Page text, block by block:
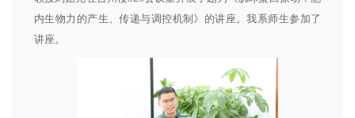
内生物力的产生、传递与调控机制》的讲座。我系师生参加了
讲座。